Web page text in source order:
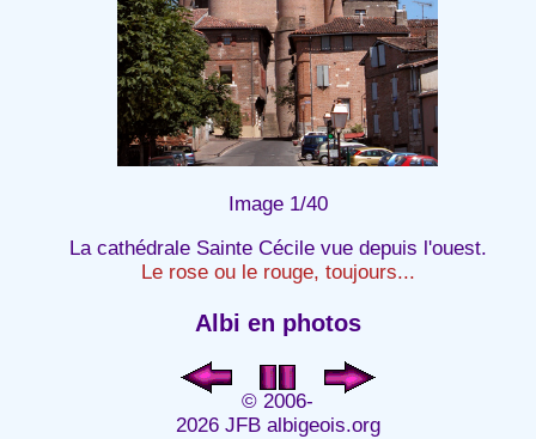
Image 1/40
La cathédrale Sainte Cécile vue depuis l'ouest.
Le rose ou le rouge, toujours...
Albi en photos
© 2006-
2026 JFB albigeois.org